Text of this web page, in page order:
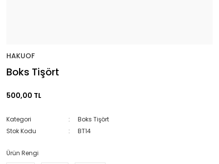
HAKUOF
Boks Tişört
500,00 TL
Kategori
Boks Tişört
Stok Kodu
BT14
Ürün Rengi